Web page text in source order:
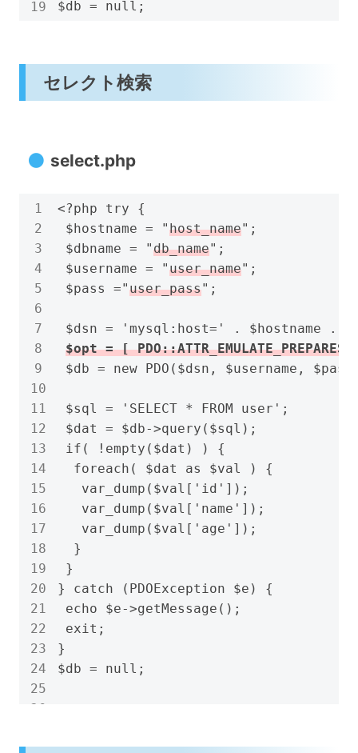
$db = null;
セレクト検索
select.php
<?php try {
$hostname = "host_name";
$dbname = "db_name";
$username = "user_name";
$pass ="user_pass";
$dsn = 'mysql:host=' . $hostname
$db = new PDO($dsn, $username,
$sql = 'SELECT * FROM user';
$dat = $db->query($sql);
if( !empty($dat) ) {
  foreach( $dat as $val ) {
   var_dump($val['id']);
   var_dump($val['name']);
   var_dump($val['age']);
  }
}
} catch (PDOException $e) {
echo $e->getMessage();
exit;
}
$db = null;